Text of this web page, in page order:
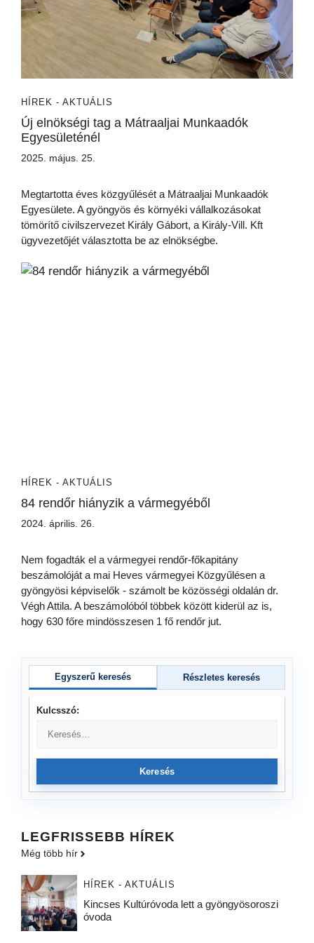
HÍREK - AKTUÁLIS
Új elnökségi tag a Mátraaljai Munkaadók
Egyesületénél
2025. május. 25.
Megtartotta éves közgyűlését a Mátraaljai Munkaadók
Egyesülete. A gyöngyös és környéki vállalkozásokat
tömörítő civilszervezet Király Gábort, a Király-Vill. Kft
ügyvezetőjét választotta be az elnökségbe.
HÍREK - AKTUÁLIS
84 rendőr hiányzik a vármegyéből
2024. április. 26.
Nem fogadták el a vármegyei rendőr-főkapitány
beszámolóját a mai Heves vármegyei Közgyűlésen a
gyöngyösi képviselők - számolt be közösségi oldalán dr.
Végh Attila. A beszámolóból többek között kiderül az is,
hogy 630 főre mindösszesen 1 fő rendőr jut.
Egyszerű keresés Részletes keresés
Kulcsszó:
Keresés
LEGFRISSEBB HÍREK
Még több hír
HÍREK - AKTUÁLIS
Kincses Kultúróvoda lett a gyöngyösoroszi
óvoda